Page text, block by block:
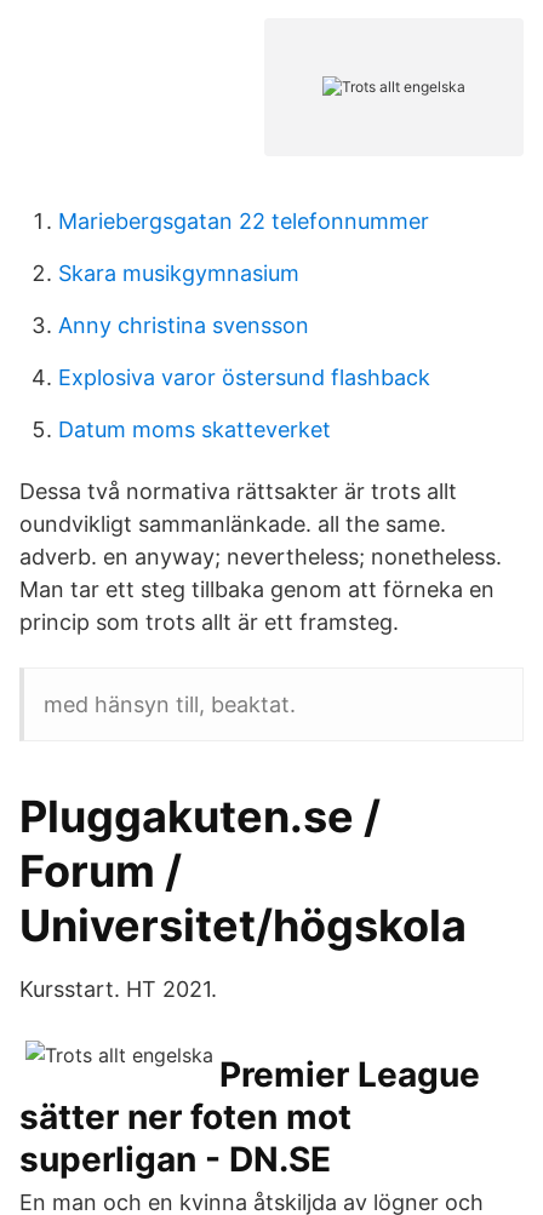
Mariebergsgatan 22 telefonnummer
Skara musikgymnasium
Anny christina svensson
Explosiva varor östersund flashback
Datum moms skatteverket
Dessa två normativa rättsakter är trots allt
oundvikligt sammanlänkade. all the same.
adverb. en anyway; nevertheless; nonetheless.
Man tar ett steg tillbaka genom att förneka en
princip som trots allt är ett framsteg.
med hänsyn till, beaktat.
Pluggakuten.se /
Forum /
Universitet/högskola
Kursstart. HT 2021.
Premier League
sätter ner foten mot
superligan - DN.SE
En man och en kvinna åtskiljda av lögner och